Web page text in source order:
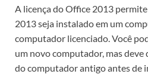
A licença do Office 2013
2013 seja instalado em um
computador licenciado. Você
um novo computador, mas
do computador antigo antes de